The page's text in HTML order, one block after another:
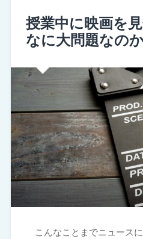
授業中に映画を
なに大問題なの
こんなことまでニュース